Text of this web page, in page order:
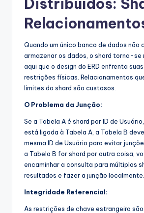
Quando um único banco de dados não
armazenar os dados, o shard torna-se
aqui que o design do ERD enfrenta
restrições físicas. Relacionamentos
limites do shard são custosos.
O Problema da Junção:
Se a Tabela A é shard por ID de
está ligada à Tabela A, a Tabela B
mesma ID de Usuário para evitar
a Tabela B for shard por outra coisa,
encaminhar a consulta para múltiplos
resultados e fazer a junção localmente.
Integridade Referencial:
As restrições de chave estrangeira